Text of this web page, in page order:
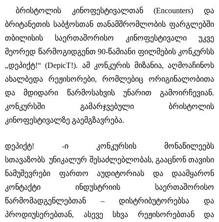
ბრისტოლის კინოფესტივალთან (Encounters) და
ბრიტანეთის საბჭოსთან თანამშრომლობის ფარგლებში
თბილისის საერთაშორისო კინოფესტივალი უკვე
მეორედ წარმოგიდგენთ 90-წამიანი ფილმების კონკურსს
„დეპიქტ!“ (DepicT!). ამ კონკურის მიზანია, აღმოაჩინოს
ახალბედა რეჟისორები, რომლებიც ორიგინალობითა
და მდიდარი წარმოსახვის უნარით გამოირჩევიან.
კონკურსში გამარჯვებული ბრისტოლის
კინოფესტივალზე გაემგზავრება.
დეპიქტ! -ი კონკურსის მონაწილეებს
სთავაზობს უნიკალურ შესაძლებლობას, გააცნონ თავისი
ნამუშევრები ფართო აუდიტორიას და დაამყარონ
კონტაქტი ინდუსტრიის საერთაშორისო
წარმომადგენლებთან – დისტრიბუტორებსა და
პროდიუსერებთან, ასევე სხვა რეჟისორებთან და